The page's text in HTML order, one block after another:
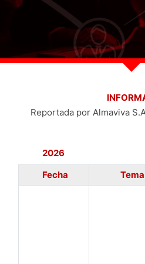
Documental
Servicios
internacional
administrativas,
procesales,
judiciales y de
entes de
Reportada por Almaviva
2026
Fecha
Tema